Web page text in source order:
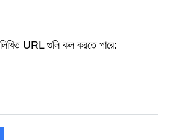
URL গুলি কল করতে পারে: